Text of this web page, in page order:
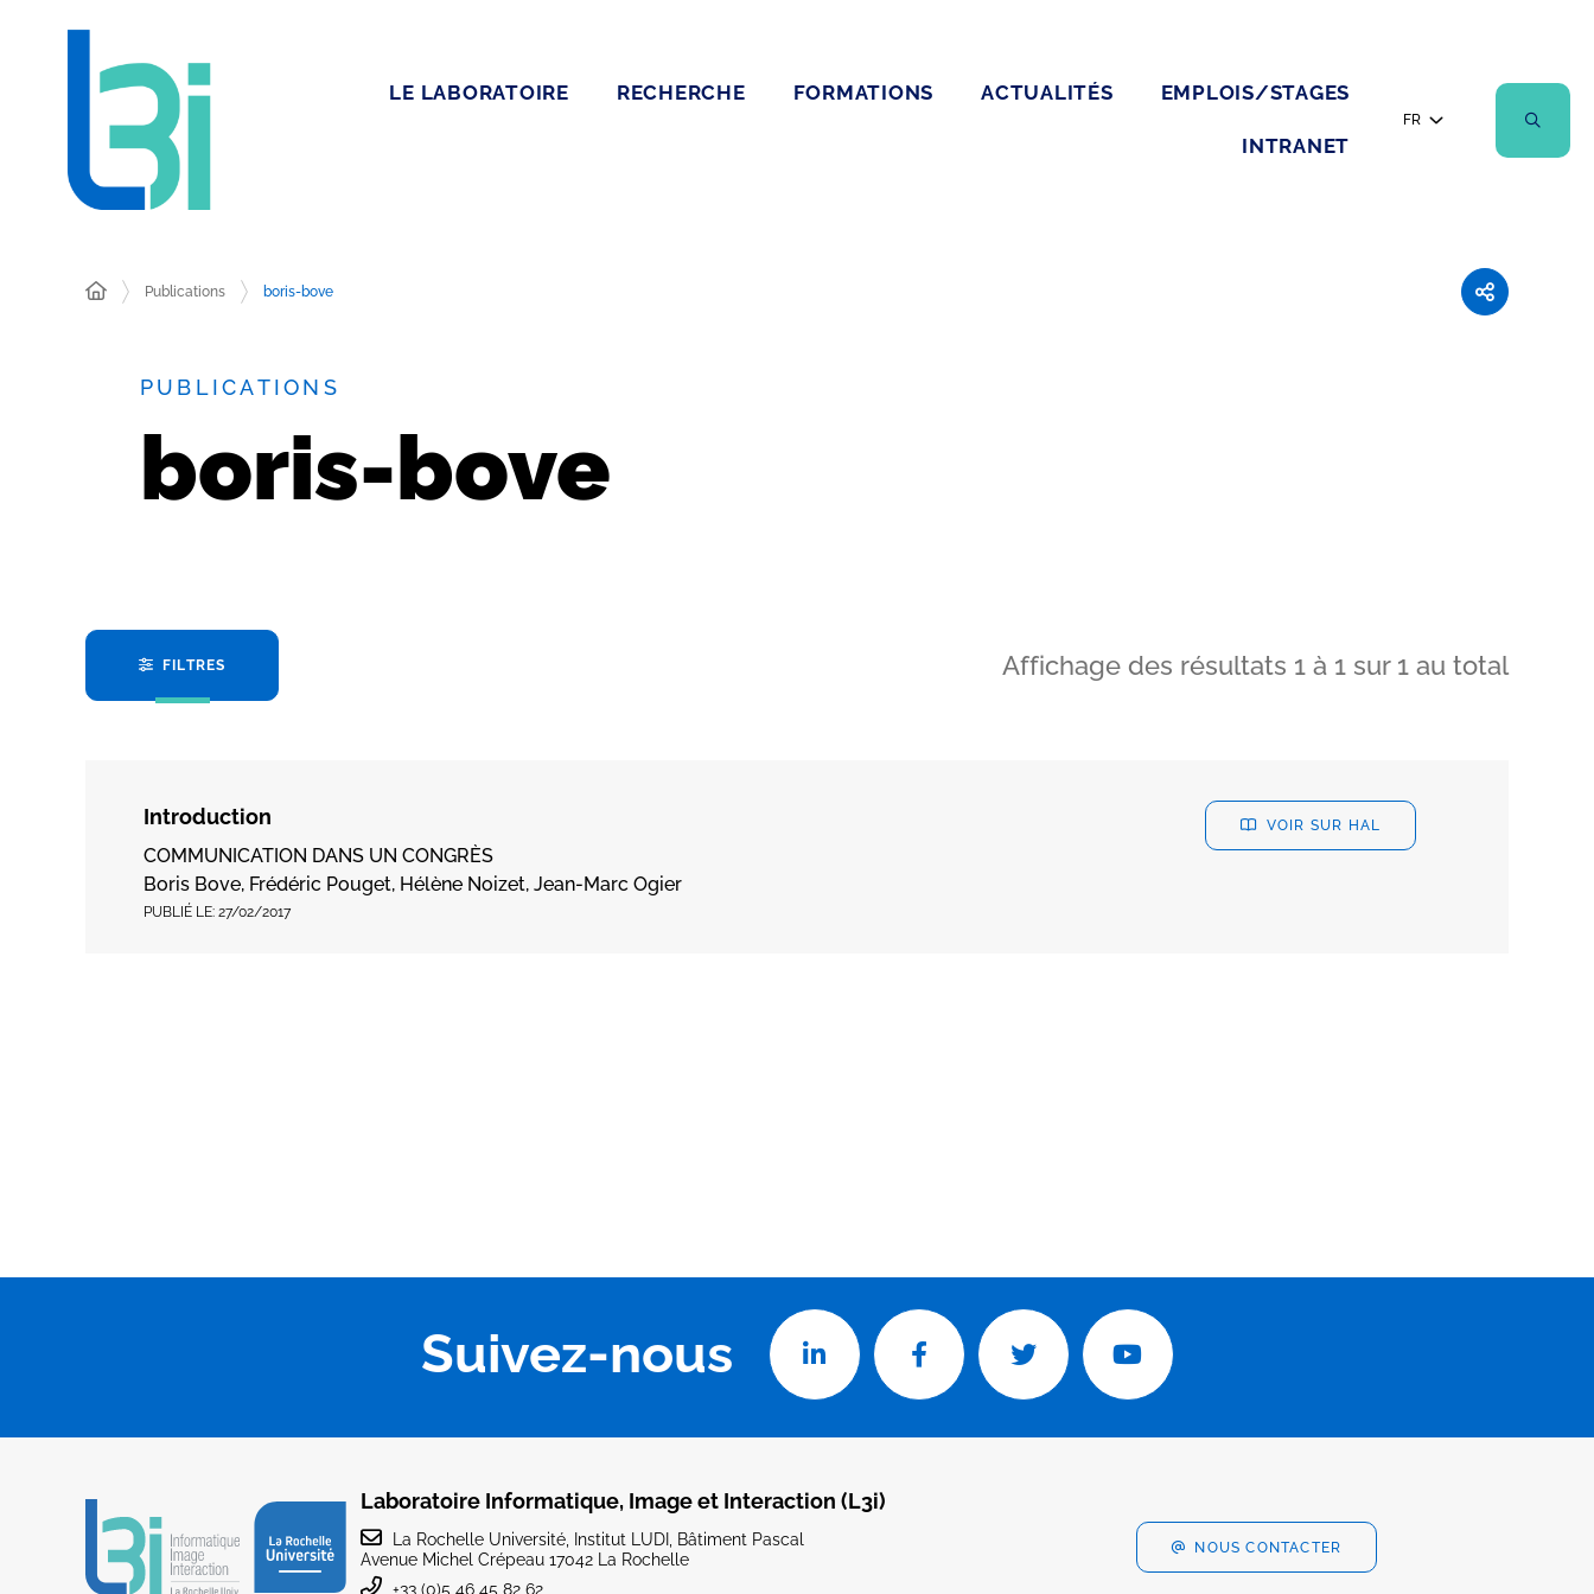
LE LABORATOIRE RECHERCHE FORMATIONS ACTUALITÉS EMPLOIS/STAGES
INTRANET
FR
Publications boris-bove
PUBLICATIONS
boris-bove
FILTRES Affichage des résultats 1 à 1 sur 1 au total
Introduction
COMMUNICATION DANS UN CONGRÈS
Boris Bove, Frédéric Pouget, Hélène Noizet, Jean-Marc Ogier
PUBLIÉ LE: 27/02/2017
VOIR SUR HAL
Suivez-nous
Laboratoire Informatique, Image et Interaction (L3i)
La Rochelle Université, Institut LUDI, Bâtiment Pascal
Avenue Michel Crépeau 17042 La Rochelle
+33 (0)5 46 45 82 62
NOUS CONTACTER